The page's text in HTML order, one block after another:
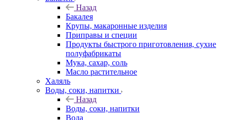
Назад
Бакалея
Крупы, макаронные изделия
Приправы и специи
Продукты быстрого приготовления, сухие
полуфабрикаты
Мука, сахар, соль
Масло растительное
Халяль
Воды, соки, напитки
Назад
Воды, соки, напитки
Вода